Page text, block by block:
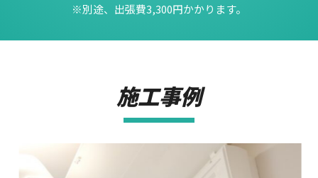
※別途、出張費3,300円かかります。
施工事例